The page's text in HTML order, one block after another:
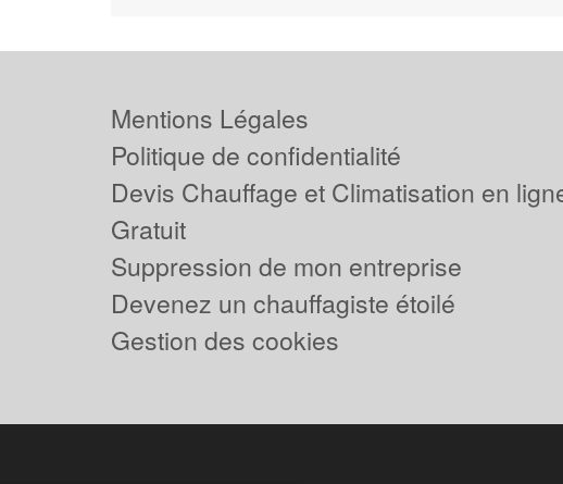
Mentions Légales
Politique de confidentialité
Devis Chauffage et Climatisation en
Gratuit
Suppression de mon entreprise
Devenez un chauffagiste étoilé
Gestion des cookies